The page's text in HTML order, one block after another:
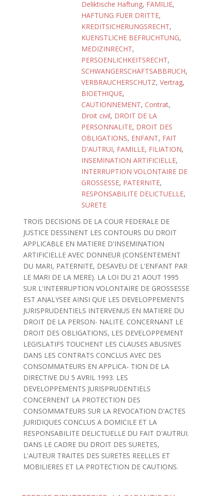
Deliktische Haftung, FAMILIE,
HAFTUNG FUER DRITTE,
KREDITSICHERUNGSRECHT,
KUENSTLICHE BEFRUCHTUNG,
MEDIZINRECHT,
PERSOENLICHKEITSRECHT,
SCHWANGERSCHAFTSABBRUCH,
VERBRAUCHERSCHUTZ, Vertrag,
BIOETHIQUE,
CAUTIONNEMENT, Contrat,
Droit civil, DROIT DE LA
PERSONNALITE, DROIT DES
OBLIGATIONS, ENFANT, FAIT
D'AUTRUI, FAMILLE, FILIATION,
INSEMINATION ARTIFICIELLE,
INTERRUPTION VOLONTAIRE DE
GROSSESSE, PATERNITE,
RESPONSABILITE DELICTUELLE,
SURETE
TROIS DECISIONS DE LA COUR FEDERALE DE
JUSTICE DESSINENT LES CONTOURS DU DROIT
APPLICABLE EN MATIERE D'INSEMINATION
ARTIFICIELLE AVEC DONNEUR (CONSENTEMENT
DU MARI, PATERNITE, DESAVEU DE L'ENFANT PAR
LE MARI DE LA MERE). LA LOI DU 21 AOUT 1995
SUR L'INTERRUPTION VOLONTAIRE DE GROSSESSE
EST ANALYSEE AINSI QUE LES DEVELOPPEMENTS
JURISPRUDENTIELS INTERVENUS EN MATIERE DU
DROIT DE LA PERSON- NALITE. CONCERNANT LE
DROIT DES OBLIGATIONS, LES DEVELOPPEMENT
LEGISLATIFS TOUCHENT LES CLAUSES ABUSIVES
DANS LES CONTRATS CONCLUS AVEC DES
CONSOMMATEURS EN APPLICA- TION DE LA
DIRECTIVE DU 5 AVRIL 1993. LES
DEVELOPPEMENTS JURISPRUDENTIELS
CONCERNENT LA PROTECTION DES
CONSOMMATEURS SUR LA REVOCATION D'ACTES
JURIDIQUES CONCLUS A DOMICILE ET LA
RESPONSABILITE DELICTUELLE DU FAIT D'AUTRUI.
DANS LE CADRE DU DROIT DES SURETES,
L'AUTEUR TRAITES DES SURETES REELLES ET
MOBILIERES ET LA PROTECTION DE CAUTIONS.